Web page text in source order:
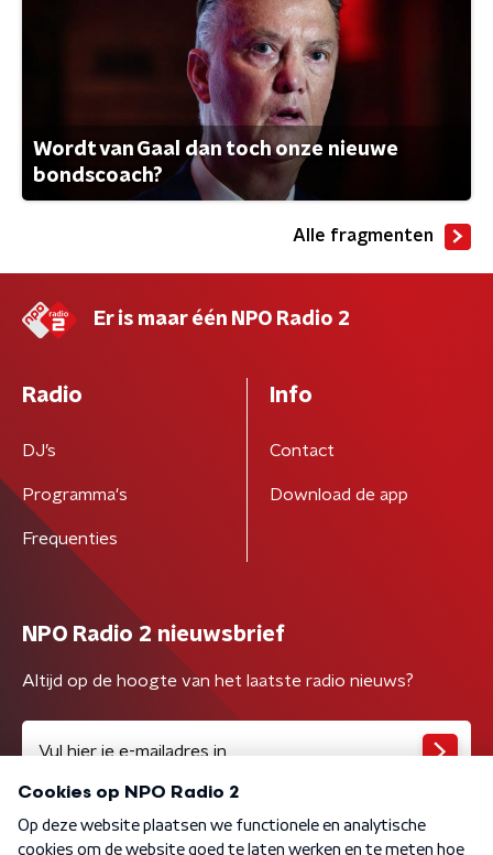
Wordt van Gaal dan toch onze nieuwe
bondscoach?
Alle fragmenten
Er is maar één NPO Radio 2
Radio
DJ’s
Programma's
Frequenties
Info
Contact
Download de app
NPO Radio 2 nieuwsbrief
Altijd op de hoogte van het laatste radio nieuws?